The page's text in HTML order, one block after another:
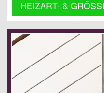
HEIZART- &